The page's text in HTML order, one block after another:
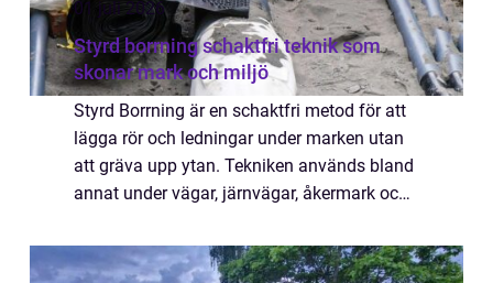
01 juli 2026
Styrd borrning schaktfri teknik som
skonar mark och miljö
Styrd Borrning är en schaktfri metod för att
lägga rör och ledningar under marken utan
att gräva upp ytan. Tekniken används bland
annat under vägar, järnvägar, åkermark och
spara tid och skydda omgivande m...